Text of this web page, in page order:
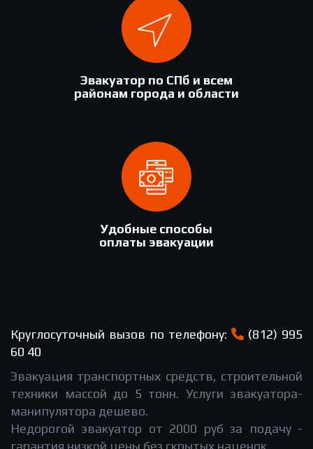
Эвакуатор по СПб и всем
районам города и области
Удобные способы
оплаты эвакуации
Круглосуточный вызов по телефону:
(812) 995
60 40
Эвакуация транспортных средств, строительной
техники массой до 5 тонн. Услуги эвакуатора-
манипулятора дешево.
Недорогой эвакуатор от 2000 руб за подачу -
гарантия низкой цены без скрытых наценок.